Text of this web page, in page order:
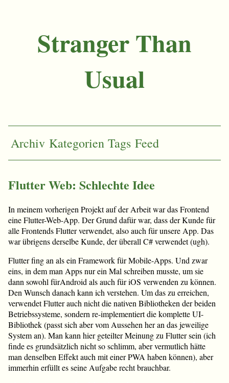
Stranger Than
Usual
Archiv Kategorien Tags Feed
Flutter Web: Schlechte Idee
In meinem vorherigen Projekt auf der Arbeit war das Frontend
eine Flutter-Web-App. Der Grund dafür war, dass der Kunde für
alle Frontends Flutter verwendet, also auch für unsere App. Das
war übrigens derselbe Kunde, der überall C# verwendet (ugh).
Flutter fing an als ein Framework für Mobile-Apps. Und zwar
eins, in dem man Apps nur ein Mal schreiben musste, um sie
dann sowohl fürAndroid als auch für iOS verwenden zu können.
Den Wunsch danach kann ich verstehen. Um das zu erreichen,
verwendet Flutter auch nicht die nativen Bibliotheken der beiden
Betriebssysteme, sondern re-implementiert die komplette UI-
Bibliothek (passt sich aber vom Aussehen her an das jeweilige
System an). Man kann hier geteilter Meinung zu Flutter sein (ich
finde es grundsätzlich nicht so schlimm, aber vermutlich hätte
man denselben Effekt auch mit einer PWA haben können), aber
immerhin erfüllt es seine Aufgabe recht brauchbar.